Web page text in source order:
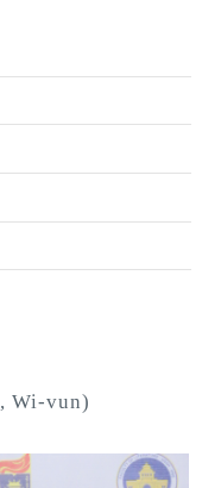
Wi-vun)